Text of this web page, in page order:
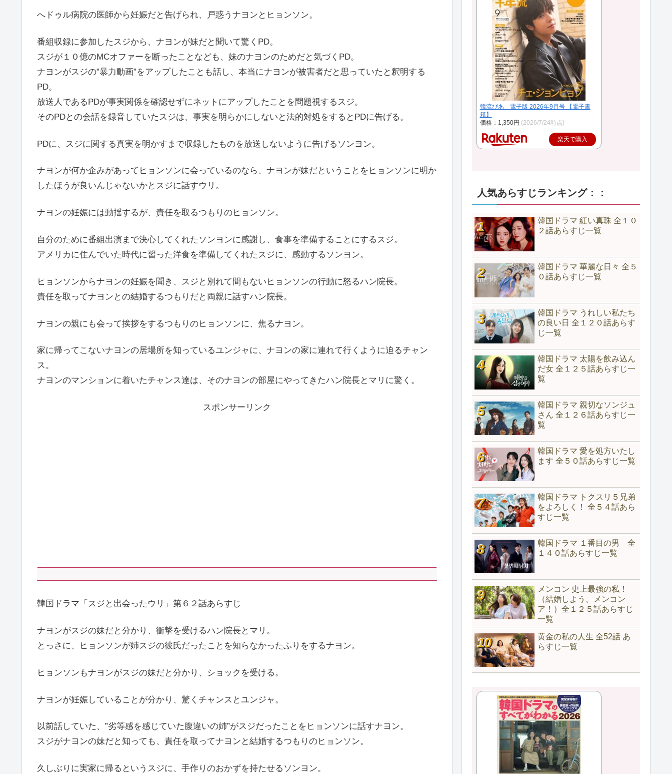
へドゥル病院の医師から妊娠だと告げられ、戸惑うナヨンとヒョンソン。
番組収録に参加したスジから、ナヨンが妹だと聞いて驚くPD。
スジが１０億のMCオファーを断ったことなども、妹のナヨンのためだと気づくPD。
ナヨンがスジの”暴力動画”をアップしたことも話し、本当にナヨンが被害者だと思っていたと釈明する
PD。
放送人であるPDが事実関係を確認せずにネットにアップしたことを問題視するスジ。
そのPDとの会話を録音していたスジは、事実を明らかにしないと法的対処をするとPDに告げる。
PDに、スジに関する真実を明かすまで収録したものを放送しないように告げるソンヨン。
ナヨンが何か企みがあってヒョンソンに会っているのなら、ナヨンが妹だということをヒョンソンに明か
したほうが良いんじゃないかとスジに話すウリ。
ナヨンの妊娠には動揺するが、責任を取るつもりのヒョンソン。
自分のために番組出演まで決心してくれたソンヨンに感謝し、食事を準備することにするスジ。
アメリカに住んでいた時代に習った洋食を準備してくれたスジに、感動するソンヨン。
ヒョンソンからナヨンの妊娠を聞き、スジと別れて間もないヒョンソンの行動に怒るハン院長。
責任を取ってナヨンとの結婚するつもりだと両親に話すハン院長。
ナヨンの親にも会って挨拶をするつもりのヒョンソンに、焦るナヨン。
家に帰ってこないナヨンの居場所を知っているユンジャに、ナヨンの家に連れて行くように迫るチャン
ス。
ナヨンのマンションに着いたチャンス達は、そのナヨンの部屋にやってきたハン院長とマリに驚く。
スポンサーリンク
韓国ドラマ「スジと出会ったウリ」第６２話あらすじ
ナヨンがスジの妹だと分かり、衝撃を受けるハン院長とマリ。
とっさに、ヒョンソンが姉スジの彼氏だったことを知らなかったふりをするナヨン。
ヒョンソンもナヨンがスジの妹だと分かり、ショックを受ける。
ナヨンが妊娠していることが分かり、驚くチャンスとユンジャ。
以前話していた、”劣等感を感じていた腹違いの姉”がスジだったことをヒョンソンに話すナヨン。
スジがナヨンの妹だと知っても、責任を取ってナヨンと結婚するつもりのヒョンソン。
久しぶりに実家に帰るというスジに、手作りのおかずを持たせるソンヨン。
韓流ぴあ 電子版 2026年9月号 【電子書
籍】
価格：1,350円 (2026/7/24時点)
楽天で購入
人気あらすじランキング：：
韓国ドラマ 紅い真珠 全１０
２話あらすじ一覧
韓国ドラマ 華麗な日々 全５
０話あらすじ一覧
韓国ドラマ うれしい私たち
の良い日 全１２０話あらす
じ一覧
韓国ドラマ 太陽を飲み込ん
だ女 全１２５話あらすじ一
覧
韓国ドラマ 親切なソンジュ
さん 全１２６話あらすじ一
覧
韓国ドラマ 愛を処方いたし
ます 全５０話あらすじ一覧
韓国ドラマ トクスリ５兄弟
をよろしく！ 全５４話あら
すじ一覧
韓国ドラマ １番目の男 全
１４０話あらすじ一覧
メンコン 史上最強の私！
（結婚しよう、メンコン
ア！）全１２５話あらすじ
一覧
黄金の私の人生 全52話 あ
らすじ一覧